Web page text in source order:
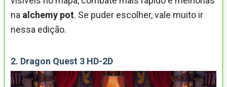
na alchemy pot. Se puder escolher, vale muito ir
nessa edição.
2. Dragon Quest 3 HD-2D